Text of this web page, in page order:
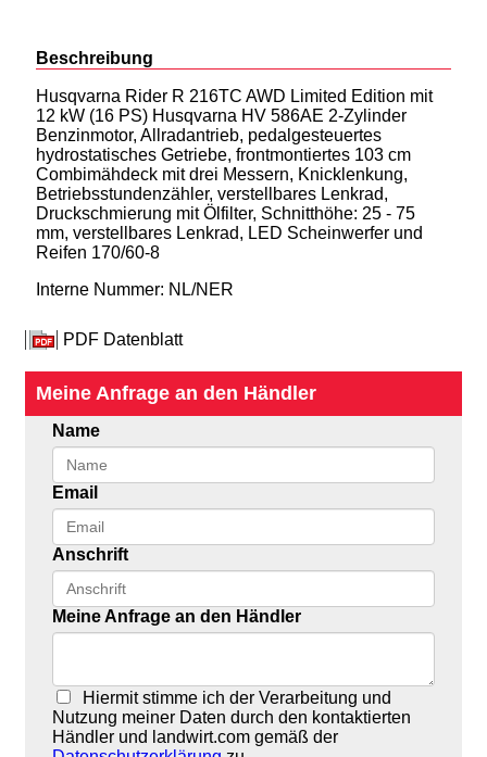
Beschreibung
Husqvarna Rider R 216TC AWD Limited Edition mit
12 kW (16 PS) Husqvarna HV 586AE 2-Zylinder
Benzinmotor, Allradantrieb, pedalgesteuertes
hydrostatisches Getriebe, frontmontiertes 103 cm
Combimähdeck mit drei Messern, Knicklenkung,
Betriebsstundenzähler, verstellbares Lenkrad,
Druckschmierung mit Ölfilter, Schnitthöhe: 25 - 75
mm, verstellbares Lenkrad, LED Scheinwerfer und
Reifen 170/60-8
Interne Nummer: NL/NER
PDF Datenblatt
Meine Anfrage an den Händler
Name
Email
Anschrift
Meine Anfrage an den Händler
Hiermit stimme ich der Verarbeitung und
Nutzung meiner Daten durch den kontaktierten
Händler und landwirt.com gemäß der